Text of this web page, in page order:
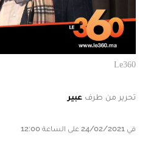
Le360
تحرير من طرف عبير
في 24/02/2021 على الساعة 12:00